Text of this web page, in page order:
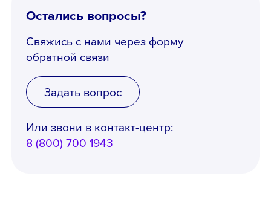
Остались вопросы?
Свяжись с нами через форму
обратной связи
Задать вопрос
Или звони в контакт-центр:
8 (800) 700 1943